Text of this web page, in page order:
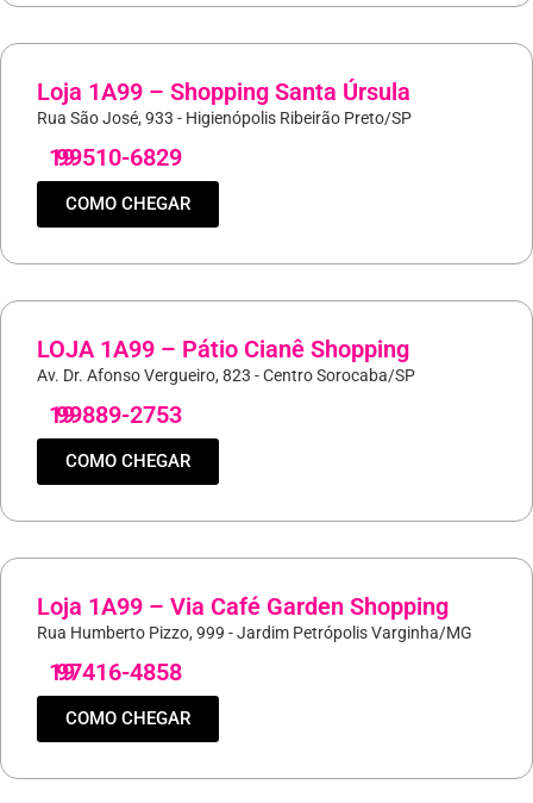
Loja 1A99 – Shopping Santa Úrsula
Rua São José, 933 - Higienópolis Ribeirão Preto/SP
19
99510-6829
COMO CHEGAR
LOJA 1A99 – Pátio Cianê Shopping
Av. Dr. Afonso Vergueiro, 823 - Centro Sorocaba/SP
19
99889-2753
COMO CHEGAR
Loja 1A99 – Via Café Garden Shopping
Rua Humberto Pizzo, 999 - Jardim Petrópolis Varginha/MG
19
97416-4858
COMO CHEGAR